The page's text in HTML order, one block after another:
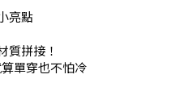
亮點
質拼接！
單穿也不怕冷